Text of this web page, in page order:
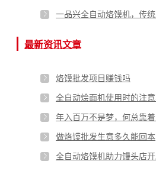
最新资讯文章
烙馍批发项目赚钱吗
做烙馍批发生意多久能回本